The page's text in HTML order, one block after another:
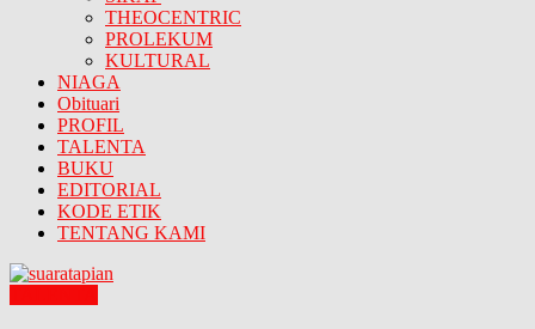
THEOCENTRIC
PROLEKUM
KULTURAL
NIAGA
Obituari
PROFIL
TALENTA
BUKU
EDITORIAL
KODE ETIK
TENTANG KAMI